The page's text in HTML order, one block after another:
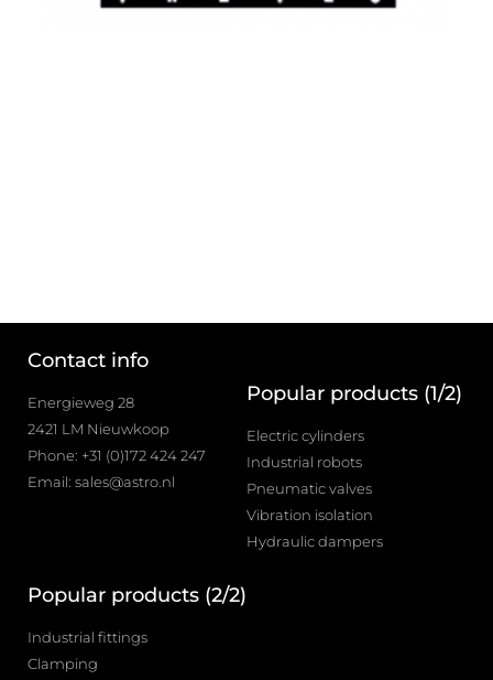
Contact info
Energieweg 28
2421 LM Nieuwkoop
Phone: +31 (0)172 424 247
Email: sales@astro.nl
Popular products (1/2)
Electric cylinders
Industrial robots
Pneumatic valves
Vibration isolation
Hydraulic dampers
Popular products (2/2)
Industrial fittings
Clamping